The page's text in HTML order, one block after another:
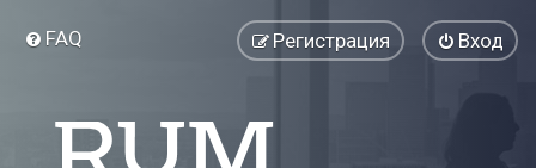
FAQ Вход
Регистрация